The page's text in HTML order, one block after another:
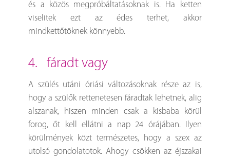
és a közös megpróbáltatásoknak is. Ha ketten
viselitek ezt az édes terhet, akkor
mindkettőtöknek könnyebb.
4. fáradt vagy
A szülés utáni óriási változásoknak része az is,
hogy a szülők rettenetesen fáradtak lehetnek, alig
alszanak, hiszen minden csak a kisbaba körül
forog, őt kell ellátni a nap 24 órájában. Ilyen
körülmények közt természetes, hogy a szex az
utolsó gondolatotok. Ahogy csökken az éjszakai